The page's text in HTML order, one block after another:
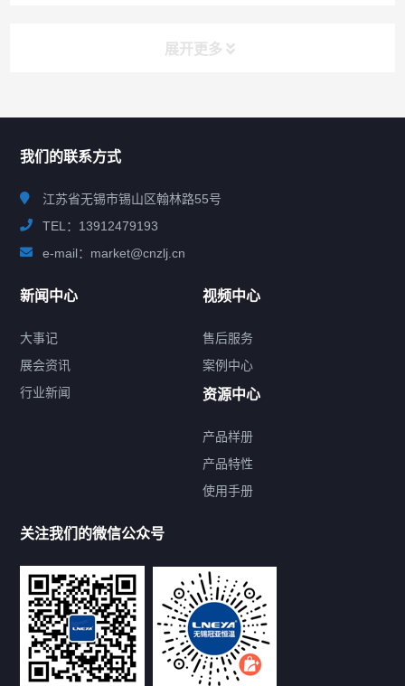
展开更多
提交您的需求，免费获取产品资料
--亦可拨打我们的24小时服务咨询热线--
13912479193
我们的联系方式
江苏省无锡市锡山区翰林路55号
TEL：13912479193
e-mail：market@cnzlj.cn
新闻中心
大事记
展会资讯
行业新闻
视频中心
售后服务
案例中心
资源中心
产品样册
产品特性
使用手册
关注我们的微信公众号